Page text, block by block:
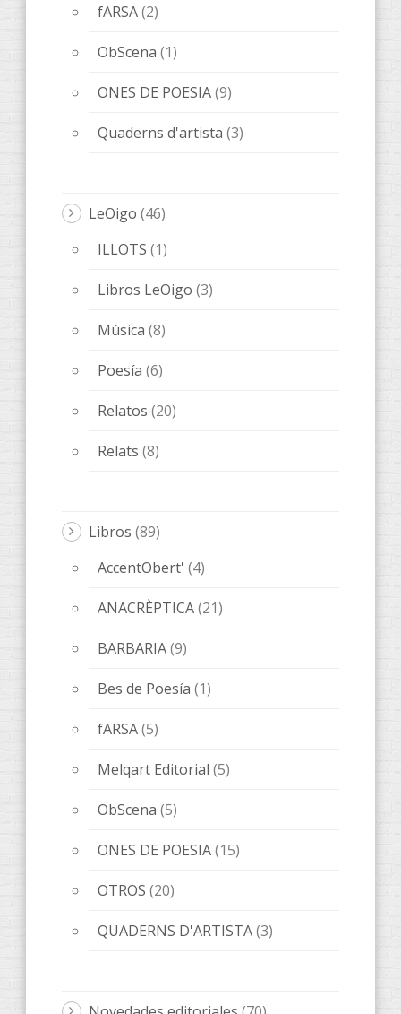
fARSA(2)
ObScena (1)
ONES DE POESIA(9)
Quaderns d'artista (3)
LeOigo (46)
ILLOTS (1)
Libros LeOigo (3)
Música (8)
Poesía (6)
Relatos (20)
Relats (8)
Libros (89)
AccentObert' (4)
ANACRÈPTICA(21)
BARBARIA(9)
Bes de Poesía (1)
fARSA(5)
Melqart Editorial (5)
ObScena (5)
ONES DE POESIA(15)
OTROS (20)
QUADERNS D'ARTISTA(3)